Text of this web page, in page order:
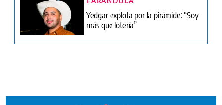
Suplementos